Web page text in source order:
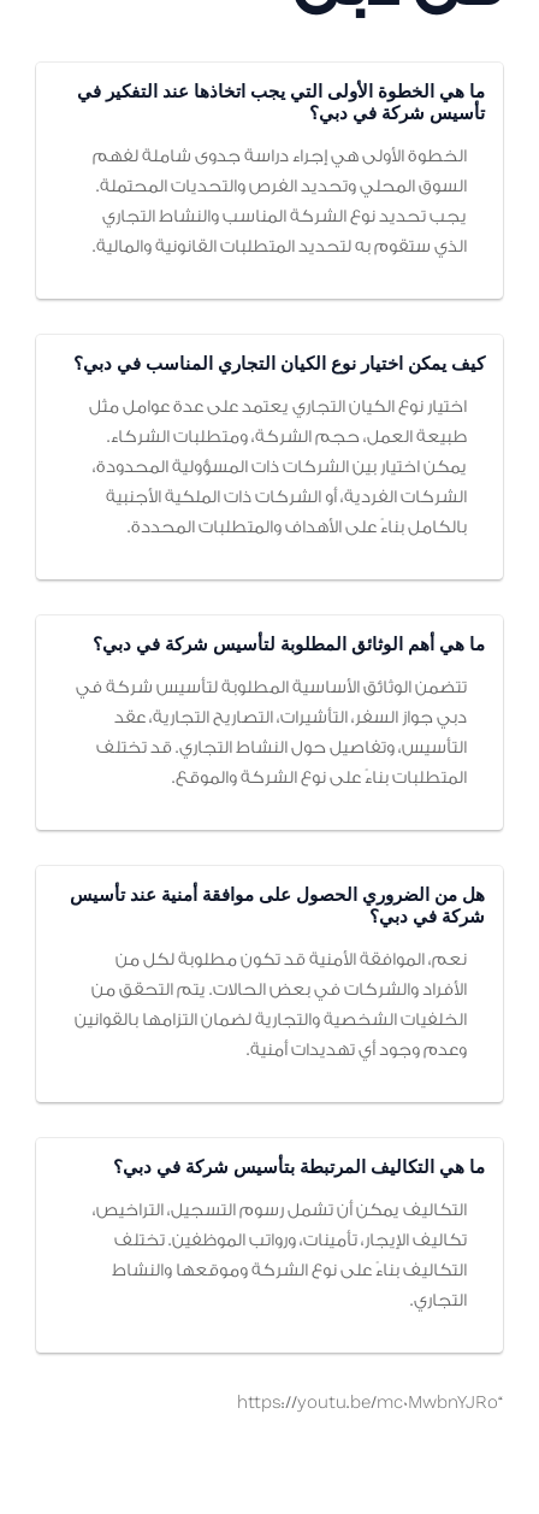
ما هي الخطوة الأولى التي يجب اتخاذها عند التفكير في
تأسيس شركة في دبي؟
الخطوة الأولى هي إجراء دراسة جدوى شاملة لفهم
السوق المحلي وتحديد الفرص والتحديات المحتملة.
يجب تحديد نوع الشركة المناسب والنشاط التجاري
الذي ستقوم به لتحديد المتطلبات القانونية والمالية.
كيف يمكن اختيار نوع الكيان التجاري المناسب في دبي؟
اختيار نوع الكيان التجاري يعتمد على عدة عوامل مثل
طبيعة العمل، حجم الشركة، ومتطلبات الشركاء.
يمكن اختيار بين الشركات ذات المسؤولية المحدودة،
الشركات الفردية، أو الشركات ذات الملكية الأجنبية
بالكامل بناءً على الأهداف والمتطلبات المحددة.
ما هي أهم الوثائق المطلوبة لتأسيس شركة في دبي؟
تتضمن الوثائق الأساسية المطلوبة لتأسيس شركة في
دبي جواز السفر، التأشيرات، التصاريح التجارية، عقد
التأسيس، وتفاصيل حول النشاط التجاري. قد تختلف
المتطلبات بناءً على نوع الشركة والموقع.
هل من الضروري الحصول على موافقة أمنية عند تأسيس
شركة في دبي؟
نعم، الموافقة الأمنية قد تكون مطلوبة لكل من
الأفراد والشركات في بعض الحالات. يتم التحقق من
الخلفيات الشخصية والتجارية لضمان التزامها بالقوانين
وعدم وجود أي تهديدات أمنية.
ما هي التكاليف المرتبطة بتأسيس شركة في دبي؟
التكاليف يمكن أن تشمل رسوم التسجيل، التراخيص،
تكاليف الإيجار، تأمينات، ورواتب الموظفين. تختلف
التكاليف بناءً على نوع الشركة وموقعها والنشاط
التجاري.
“https://youtu.be/mc0MwbnYJRo